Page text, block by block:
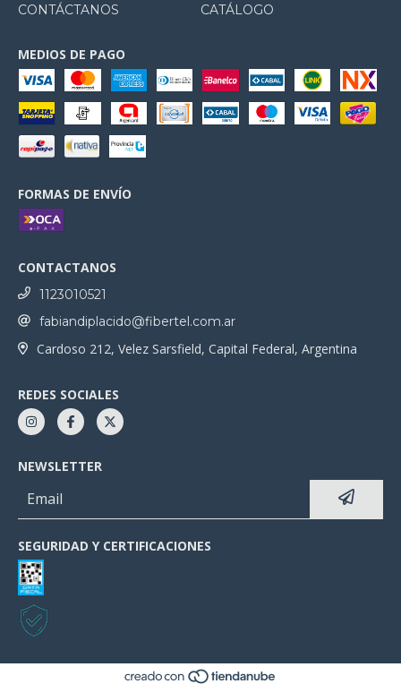
CONTÁCTANOS CATÁLOGO
MEDIOS DE PAGO
FORMAS DE ENVÍO
CONTACTANOS
1123010521
fabiandiplacido@fibertel.com.ar
Cardoso 212, Velez Sarsfield, Capital Federal, Argentina
REDES SOCIALES
NEWSLETTER
SEGURIDAD Y CERTIFICACIONES